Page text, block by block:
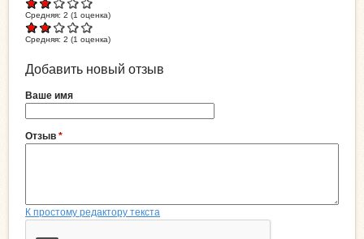
Средняя: 2 (1 оценка)
Средняя: 2 (1 оценка)
Добавить новый отзыв
Ваше имя
Отзыв *
К простому редактору текста